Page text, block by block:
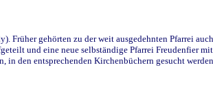
Früher gehörten zu der weit ausgedehnten Pfarrei
und eine neue selbständige Pfarrei Freudenfier
den entsprechenden Kirchenbüchern gesucht